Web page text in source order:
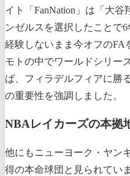
イト「FanNation」は「大
ンゼルスを選択したことで
経験しないまま今オフのFA
モトの中でワールドシリー
ば、フィラデルフィアに勝
の重要性を強調しました。
NBAレイカーズの本拠
他にもニューヨーク・ヤン
得の本命球団と見られてい